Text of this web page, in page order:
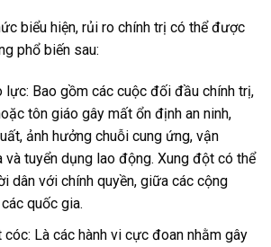
biểu hiện, rủi ro chính trị có thể được
phổ biến sau:
lực: Bao gồm các cuộc đối đầu chính trị,
tôn giáo gây mất ổn định an ninh,
ảnh hưởng chuỗi cung ứng, vận
và tuyển dụng lao động. Xung đột có thể
dân với chính quyền, giữa các cộng
quốc gia.
cóc: Là các hành vi cực đoan nhằm gây